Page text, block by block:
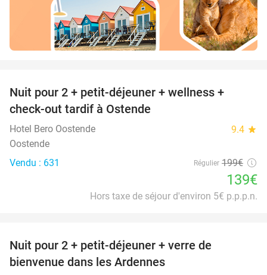
Nuit pour 2 + petit-déjeuner + wellness +
check-out tardif à Ostende
Hotel Bero Oostende 9.4 star
Oostende
Vendu : 631
Régulier 199€
139€
Hors taxe de séjour d'environ 5€ p.p.p.n.
Nuit pour 2 + petit-déjeuner + verre de
bienvenue dans les Ardennes